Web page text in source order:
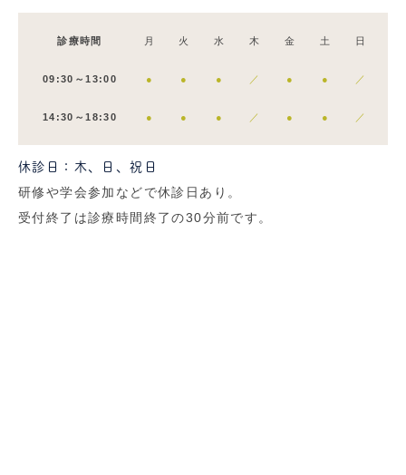
診療時間 月 火 水 木 金 土 日
09:30～13:00 ● ● ● ／ ● ● ／
14:30～18:30 ● ● ● ／ ● ● ／
休診日：木、日、祝日
研修や学会参加などで休診日あり。
受付終了は診療時間終了の30分前です。